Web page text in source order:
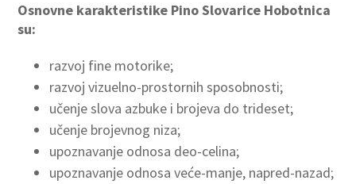
Osnovne karakteristike Pino Slovarice Hobotnica
su:
razvoj fine motorike;
razvoj vizuelno-prostornih sposobnosti;
učenje slova azbuke i brojeva do trideset;
učenje brojevnog niza;
upoznavanje odnosa deo-celina;
upoznavanje odnosa veće-manje, napred-nazad;